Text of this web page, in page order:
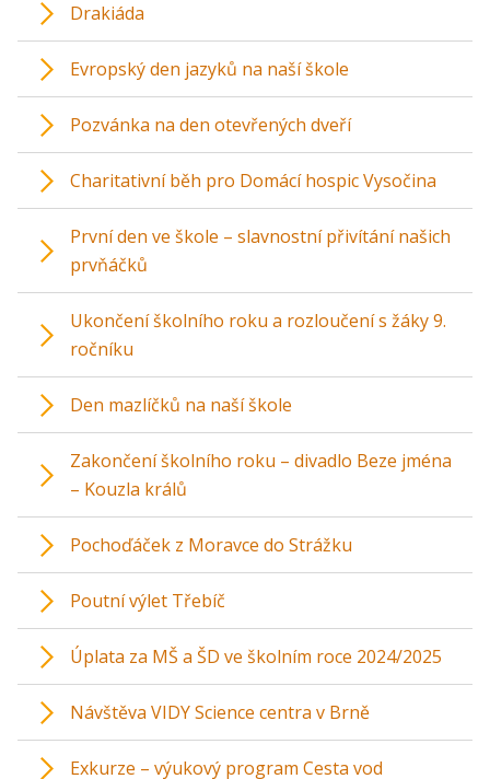
Drakiáda
Evropský den jazyků na naší škole
Pozvánka na den otevřených dveří
Charitativní běh pro Domácí hospic Vysočina
První den ve škole – slavnostní přivítání našich
prvňáčků
Ukončení školního roku a rozloučení s žáky 9.
ročníku
Den mazlíčků na naší škole
Zakončení školního roku – divadlo Beze jména
– Kouzla králů
Pochoďáček z Moravce do Strážku
Poutní výlet Třebíč
Úplata za MŠ a ŠD ve školním roce 2024/2025
Návštěva VIDY Science centra v Brně
Exkurze – výukový program Cesta vod